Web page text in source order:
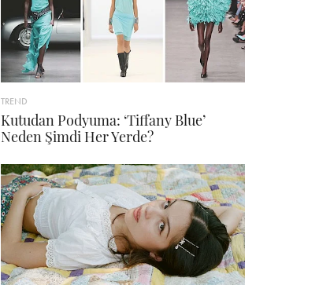
TREND
Kutudan Podyuma: ‘Tiffany Blue’
Neden Şimdi Her Yerde?